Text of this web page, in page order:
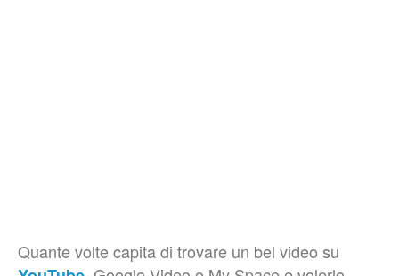
Quante volte capita di trovare un bel video su